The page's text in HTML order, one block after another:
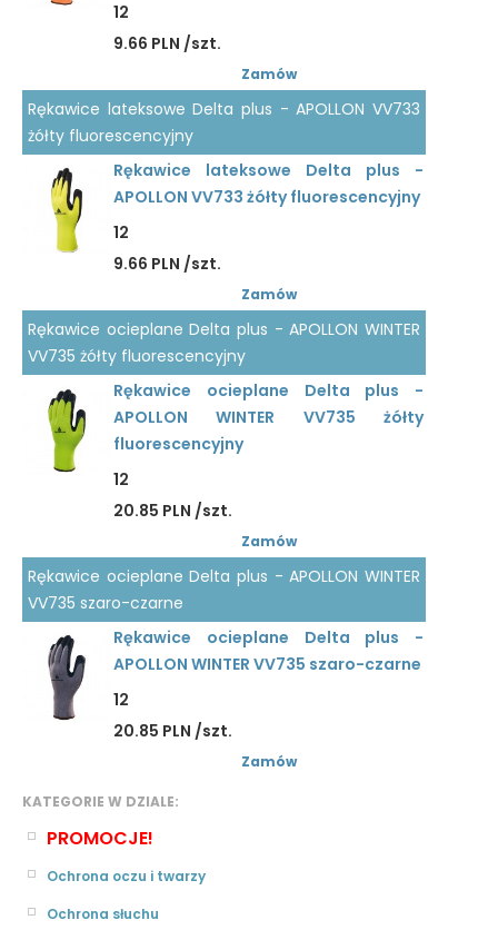
KATEGORIE W DZIALE:
PROMOCJE!
Ochrona oczu i twarzy
Ochrona słuchu
12
9.66 PLN /szt.
Zamów
Rękawice lateksowe Delta plus - APOLLON VV733
żółty fluorescencyjny
Rękawice lateksowe Delta plus -
APOLLON VV733 żółty fluorescencyjny
12
9.66 PLN /szt.
Zamów
Rękawice ocieplane Delta plus - APOLLON WINTER
VV735 żółty fluorescencyjny
Rękawice ocieplane Delta plus -
APOLLON WINTER VV735 żółty
fluorescencyjny
12
20.85 PLN /szt.
Zamów
Rękawice ocieplane Delta plus - APOLLON WINTER
VV735 szaro-czarne
Rękawice ocieplane Delta plus -
APOLLON WINTER VV735 szaro-czarne
12
20.85 PLN /szt.
Zamów